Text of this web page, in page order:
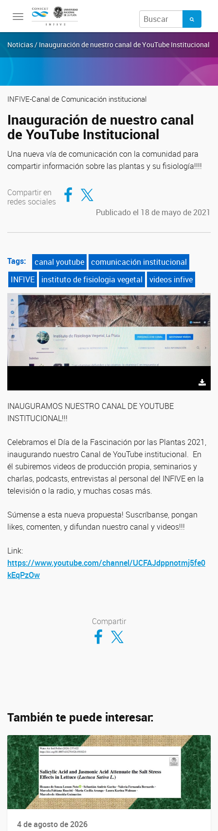
Toggle
navigation
Noticias / Inauguración de nuestro canal de YouTube Institucional
INFIVE-Canal de Comunicación institucional
Inauguración de nuestro canal
de YouTube Institucional
Una nueva vía de comunicación con la comunidad para
compartir información sobre las plantas y su fisiología!!!!
Compartir en
redes sociales
Compartir en Facebook
Compartir en Twitter
Publicado el 18 de mayo de 2021
Tags: canal youtube
comunicación institucional
INFIVE
instituto de fisiologia vegetal videos infive
INAUGURAMOS NUESTRO CANAL DE YOUTUBE
INSTITUCIONAL!!!
Celebramos el Día de la Fascinación por las Plantas 2021,
inaugurando nuestro Canal de YouTube institucional. En
él subiremos videos de producción propia, seminarios y
charlas, podcasts, entrevistas al personal del INFIVE en la
televisión o la radio, y muchas cosas más.
Súmense a esta nueva propuesta! Suscríbanse, pongan
likes, comenten, y difundan nuestro canal y videos!!!
Link:
https://www.youtube.com/channel/UCFAJdppnotmj5fe0
kEqPzOw
Compartir
Compartir en Facebook
Compartir en Twitter
También te puede interesar:
4 de agosto de 2026